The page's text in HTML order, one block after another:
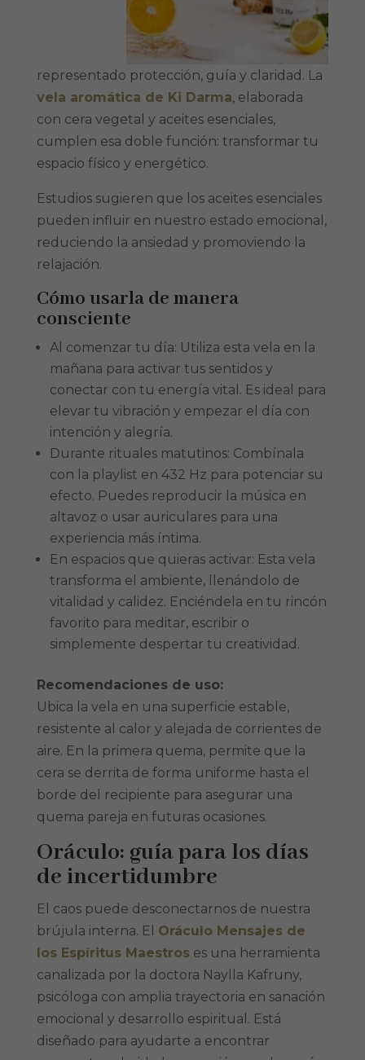
representado protección, guía y claridad. La
vela aromática de Ki Darma, elaborada
con cera vegetal y aceites esenciales,
cumplen esa doble función: transformar tu
espacio físico y energético.
Estudios sugieren que los aceites esenciales
pueden influir en nuestro estado emocional,
reduciendo la ansiedad y promoviendo la
relajación.
Cómo usarla de manera
consciente
Al comenzar tu día: Utiliza esta vela en la
mañana para activar tus sentidos y
conectar con tu energía vital. Es ideal para
elevar tu vibración y empezar el día con
intención y alegría.
Durante rituales matutinos: Combínala
con la playlist en 432 Hz para potenciar su
efecto. Puedes reproducir la música en
altavoz o usar auriculares para una
experiencia más íntima.
En espacios que quieras activar: Esta vela
transforma el ambiente, llenándolo de
vitalidad y calidez. Enciéndela en tu rincón
favorito para meditar, escribir o
simplemente despertar tu creatividad.
Recomendaciones de uso:
Ubica la vela en una superficie estable,
resistente al calor y alejada de corrientes de
aire. En la primera quema, permite que la
cera se derrita de forma uniforme hasta el
borde del recipiente para asegurar una
quema pareja en futuras ocasiones.
Oráculo: guía para los días
de incertidumbre
El caos puede desconectarnos de nuestra
brújula interna. El Oráculo Mensajes de
los Espíritus Maestroses una herramienta
canalizada por la doctora Naylla Kafruny,
psicóloga con amplia trayectoria en sanación
emocional y desarrollo espiritual. Está
diseñado para ayudarte a encontrar